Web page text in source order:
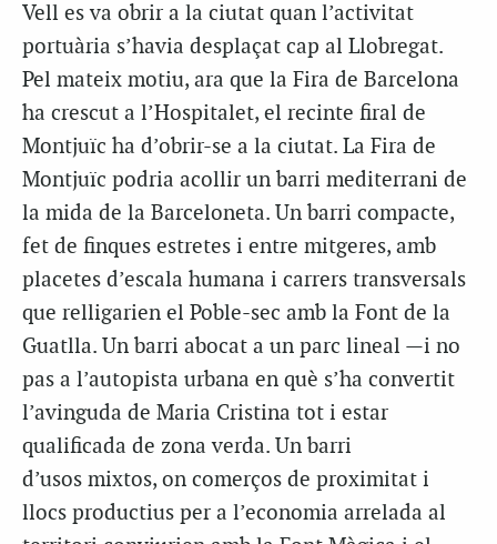
Vell es va obrir a la ciutat quan l’activitat
portuària s’havia desplaçat cap al Llobregat.
Pel mateix motiu, ara que la Fira de Barcelona
ha crescut a l’Hospitalet, el recinte firal de
Montjuïc ha d’obrir-se a la ciutat. La Fira de
Montjuïc podria acollir un barri mediterrani de
la mida de la Barceloneta. Un barri compacte,
fet de finques estretes i entre mitgeres, amb
placetes d’escala humana i carrers transversals
que relligarien el Poble-sec amb la Font de la
Guatlla. Un barri abocat a un parc lineal —i no
pas a l’autopista urbana en què s’ha convertit
l’avinguda de Maria Cristina tot i estar
qualificada de zona verda. Un barri
d’usos mixtos, on comerços de proximitat i
llocs productius per a l’economia arrelada al